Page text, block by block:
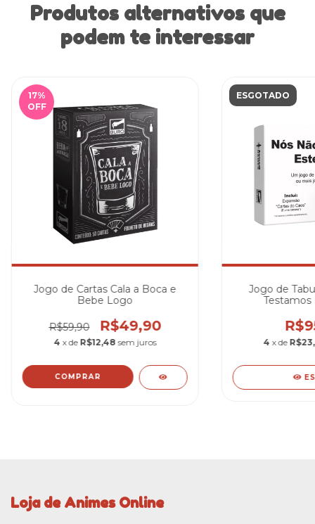
Produtos alternativos que
podem te interessar
17%
OFF
Jogo de Cartas Cala a Boca e
Bebe Logo
R$59,90 R$49,90
4 x de R$12,48 sem juros
ESGOTADO
Jogo de
Testamos
4 x de
Loja de Animes Online